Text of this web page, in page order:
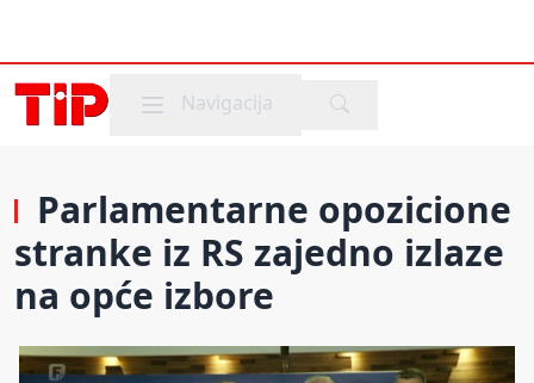
Mobile menu
Navigacija
Parlamentarne opozicione
stranke iz RS zajedno izlaze
na opće izbore